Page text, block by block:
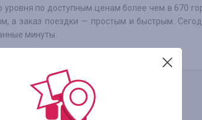
по доступным ценам более чем в 670
а заказ поездки — простым и быстрым.
минуты.
ОТЗЫВ